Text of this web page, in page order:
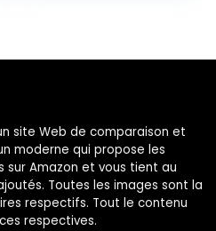
site Web de comparaison et
moderne qui propose les
sur Amazon et vous tient au
Toutes les images sont la
respectifs. Tout le contenu
respectives.